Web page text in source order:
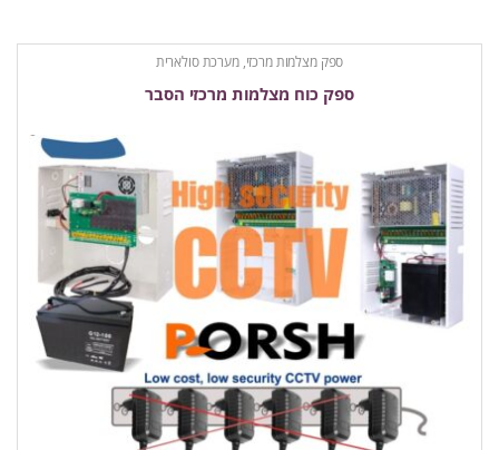
ספק מצלמות מרכזי, מערכת סולארית
ספק כוח מצלמות מרכזי הסבר